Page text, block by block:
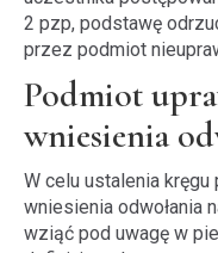
2 pzp, podstawę
przez podmiot
Podmiot
wniesienia
W celu ustalenia
wniesienia odwołania
wziąć pod uwagę w